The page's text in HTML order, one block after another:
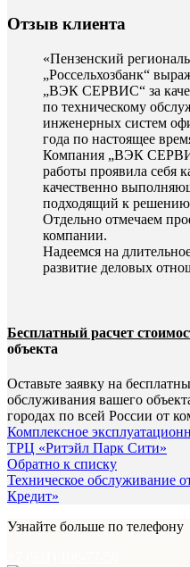
Отзыв клиента
«Пензенский
„Россельхозбанк“
„ВЭК СЕРВИС“ за
по техническому
инженерных систем
года по настоящее
Компания „ВЭК
работы проявила себя
качественно
подходящий к решению
Отдельно отмечаем
компании.
Надеемся на
развитие деловых
Бесплатный расчет
объекта
Оставьте заявку на
обслуживания вашего
городах по всей России от
Комплексное
ТРЦ «Ритэйл Парк Сити»
Обратно к списку
Техническое обслуживание
Кредит»
Узнайте больше по телефону